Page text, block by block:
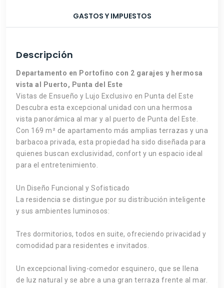
GASTOS Y IMPUESTOS
Descripción
Departamento en Portofino con 2 garajes y hermosa
vista al Puerto, Punta del Este
Vistas de Ensueño y Lujo Exclusivo en Punta del Este
Descubra esta excepcional unidad con una hermosa
vista panorámica al mar y al puerto de Punta del Este.
Con 169 m² de apartamento más amplias terrazas y una
barbacoa privada, esta propiedad ha sido diseñada para
quienes buscan exclusividad, confort y un espacio ideal
para el entretenimiento.
Un Diseño Funcional y Sofisticado
La residencia se distingue por su distribución inteligente
y sus ambientes luminosos:
Tres dormitorios, todos en suite, ofreciendo privacidad y
comodidad para residentes e invitados.
Un excepcional living-comedor esquinero, que se llena
de luz natural y se abre a una gran terraza frente al mar.